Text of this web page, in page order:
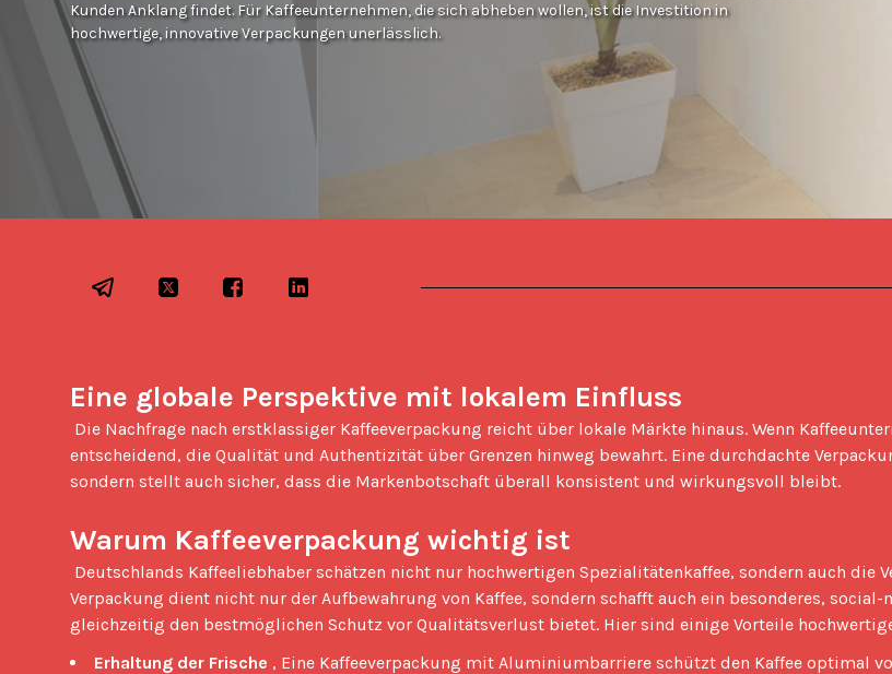
Kunden Anklang findet. Für Kaffeeunternehmen, die sich abheben wollen, ist die Investition in
hochwertige, innovative Verpackungen unerlässlich.
Eine globale Perspektive mit lokalem Einfluss
entscheidend, die Qualität und Authentizität über Grenzen hinweg bewahrt. Eine durchdachte
sondern stellt auch sicher, dass die Markenbotschaft überall konsistent und wirkungsvoll bleibt.
Warum Kaffeeverpackung wichtig ist
Verpackung dient nicht nur der Aufbewahrung von Kaffee, sondern schafft auch ein besonderes,
gleichzeitig den bestmöglichen Schutz vor Qualitätsverlust bietet. Hier sind einige Vorteile
Erhaltung der Frische , Eine Kaffeeverpackung mit Aluminiumbarriere schützt den Kaffee optimal